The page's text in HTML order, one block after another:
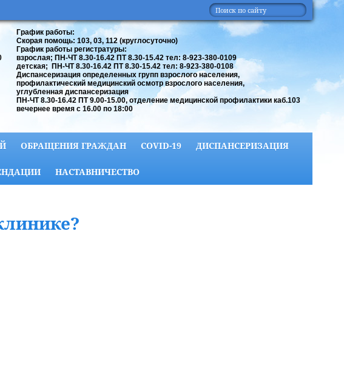
График работы:
Скорая помощь: 103, 03, 112 (круглосуточно)
График работы регистратуры:
взрослая; ПН-ЧТ 8.30-16.42 ПТ 8.30-15.42 тел: 8-923-380-0109
детская; ПН-ЧТ 8.30-16.42 ПТ 8.30-15.42 тел: 8-923-380-0108
Диспансеризация определенных групп взрослого населения,
профилактический медицинский осмотр взрослого населения,
углубленная диспансеризация
ПН-ЧТ 8.30-16.42 ПТ 9.00-15.00, отделение медицинской профилактики каб.103
вечернее время с 16.00 по 18:00
ОБРАЩЕНИЯ ГРАЖДАН COVID-19 ДИСПАНСЕРИЗАЦИЯ
НАСТАВНИЧЕСТВО